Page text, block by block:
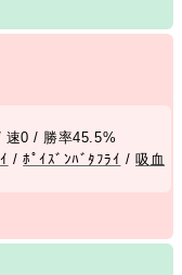
0 / 勝率45.5%
/ﾎﾟｲｽﾞﾝﾊﾞﾀﾌﾗｲ / 吸血